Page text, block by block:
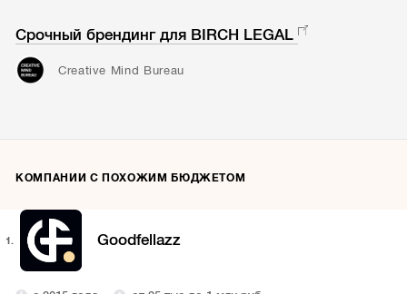
Срочный брендинг для BIRCH LEGAL
Creative Mind Bureau
КОМПАНИИ С ПОХОЖИМ БЮДЖЕТОМ
1. Goodfellazz